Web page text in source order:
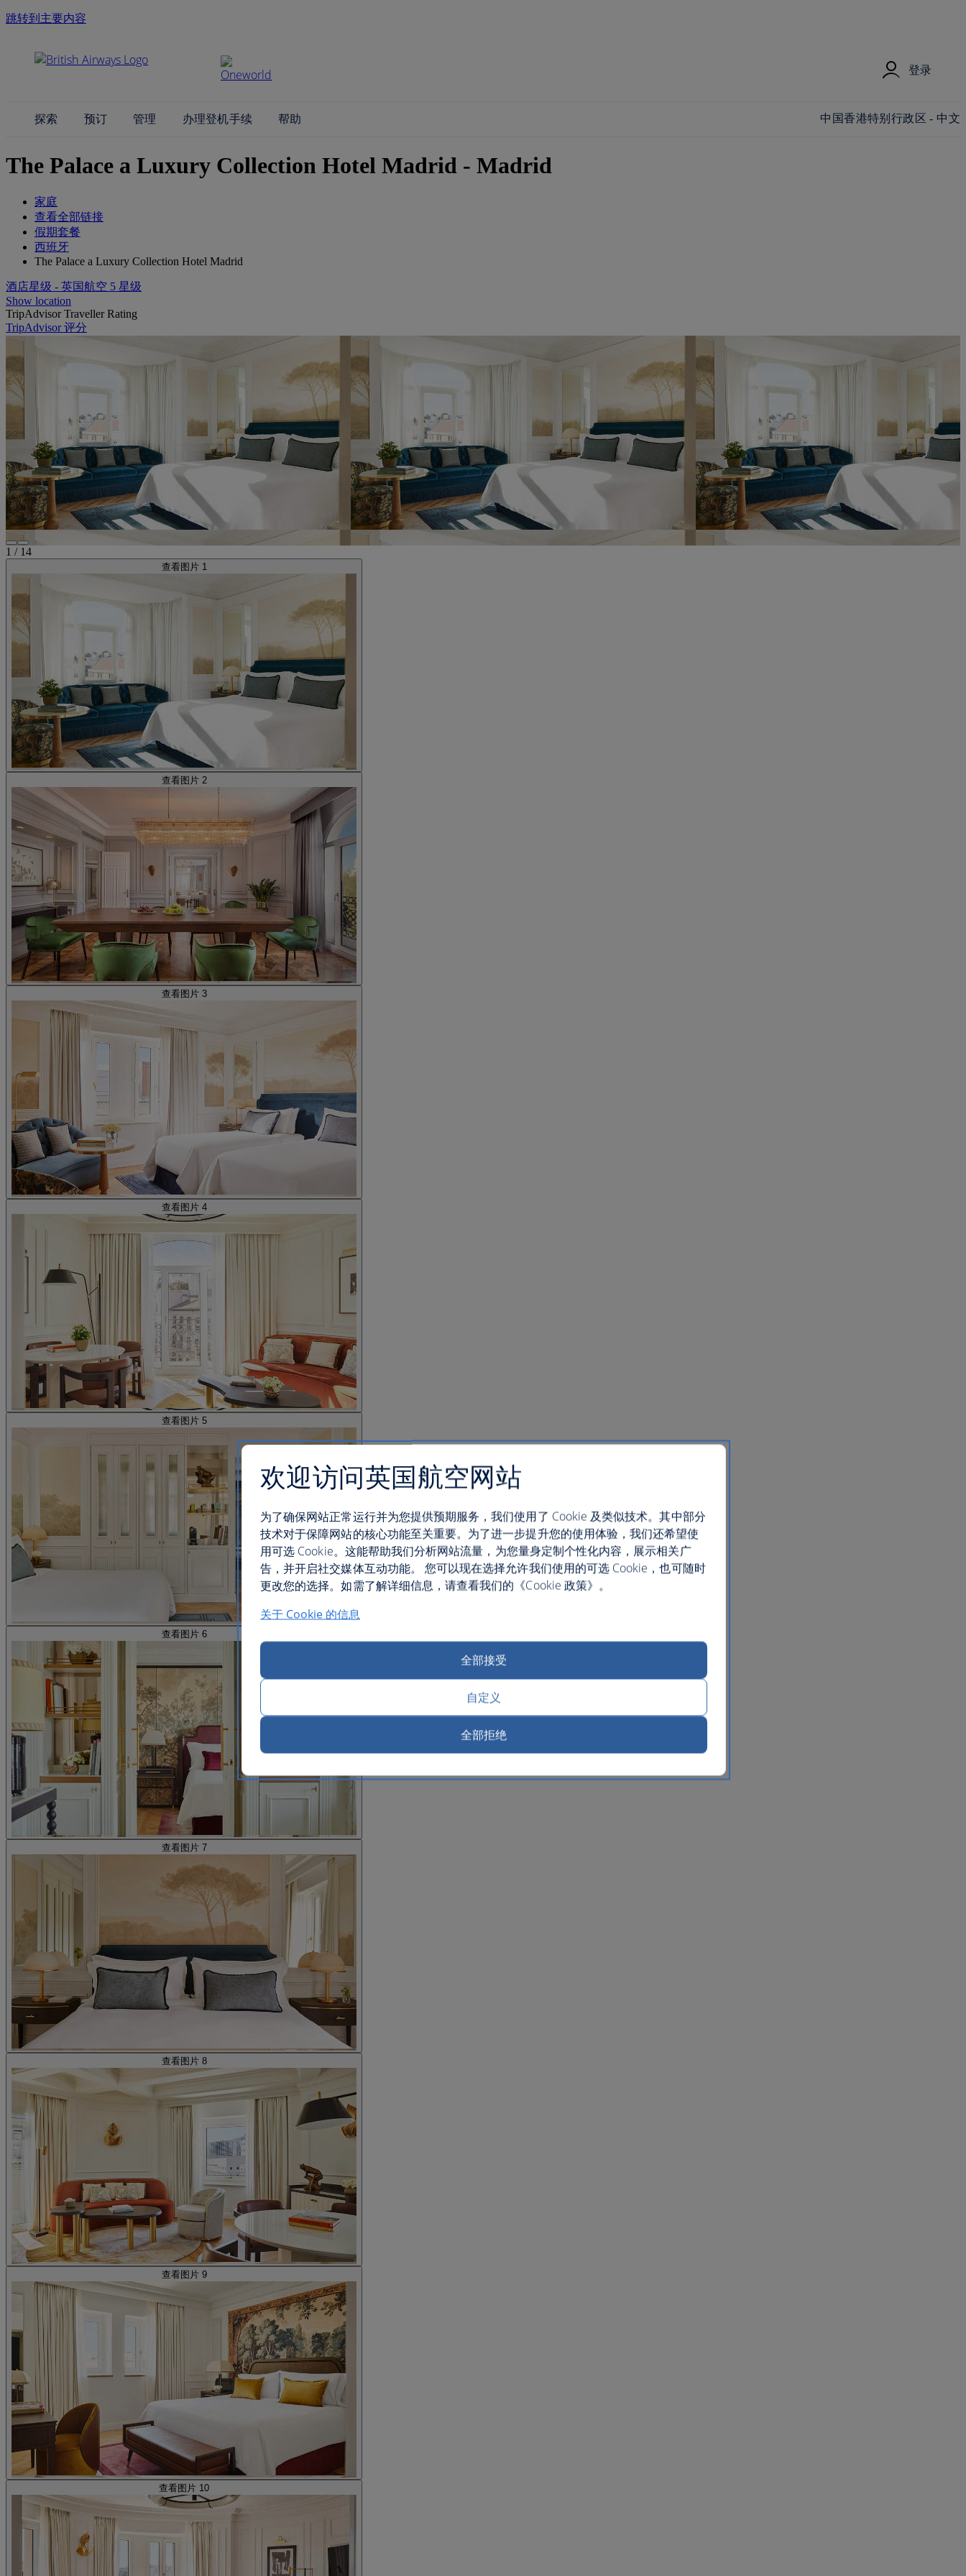
跳转到主要内容
登录
探索 预订 管理 办理登机手续 帮助
更改国家/地区和语言
中国香港特别行政区 - 中文
The Palace a Luxury Collection Hotel Madrid - Madrid
家庭
查看全部链接
假期套餐
西班牙
The Palace a Luxury Collection Hotel Madrid
酒店星级 - 英国航空 5 星级
Show location
TripAdvisor Traveller Rating
TripAdvisor 评分
1 / 14
查看图片 1
查看图片 2
查看图片 3
查看图片 4
查看图片 5
查看图片 6
查看图片 7
查看图片 8
查看图片 9
查看图片 10
欢迎访问英国航空网站
为了确保网站正常运行并为您提供预期服务，我们使用了 Cookie 及类似技术。其中部分
技术对于保障网站的核心功能至关重要。为了进一步提升您的使用体验，我们还希望使
用可选 Cookie。这能帮助我们分析网站流量，为您量身定制个性化内容，展示相关广
告，并开启社交媒体互动功能。 您可以现在选择允许我们使用的可选 Cookie，也可随时
更改您的选择。如需了解详细信息，请查看我们的《Cookie 政策》。
关于 Cookie 的信息
全部接受
自定义
全部拒绝